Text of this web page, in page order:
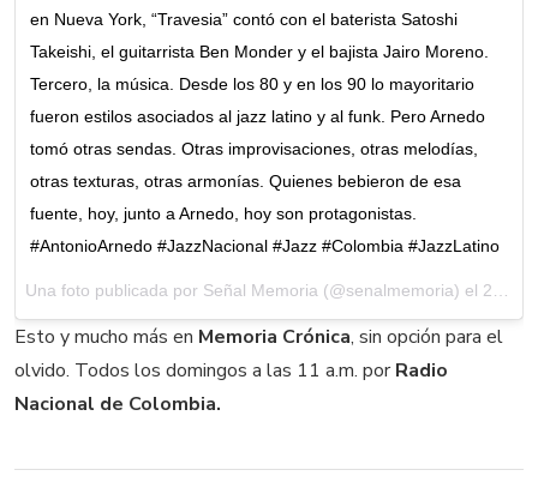
en Nueva York, “Travesia” contó con el baterista Satoshi
Takeishi, el guitarrista Ben Monder y el bajista Jairo Moreno.
Tercero, la música. Desde los 80 y en los 90 lo mayoritario
fueron estilos asociados al jazz latino y al funk. Pero Arnedo
tomó otras sendas. Otras improvisaciones, otras melodías,
otras texturas, otras armonías. Quienes bebieron de esa
fuente, hoy, junto a Arnedo, hoy son protagonistas.
#AntonioArnedo #JazzNacional #Jazz #Colombia #JazzLatino
Una foto publicada por Señal Memoria (@senalmemoria) el 25 de Jul de 2016 a la(s) 3:27 PDT
Esto y mucho más en Memoria Crónica, sin opción para el
olvido. Todos los domingos a las 11 a.m. porRadio
Nacional de Colombia.